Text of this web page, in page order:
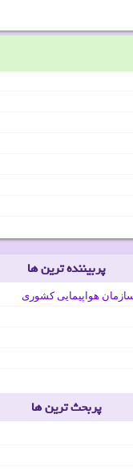
پربیننده ترین ها
هواپیمایی کشوری
پربحث ترین ها